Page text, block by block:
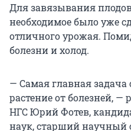
Для завязывания
необходимое было уже
отличного урожая.
болезни и холод.
— Самая главная
растение от болезней, —
НГС Юрий Фотев,
наук, старший научный